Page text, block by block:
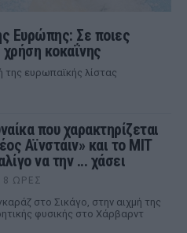
Ευρώπης: Σε ποιες
κοκαΐνης
της ευρωπαϊκής λίστας
που χαρακτηρίζεται
Αϊνστάιν» και το MIT
να την ... χάσει
8 ΏΡΕΣ
στο Σικάγο, στην αιχμή της
φυσικής στο Χάρβαρντ